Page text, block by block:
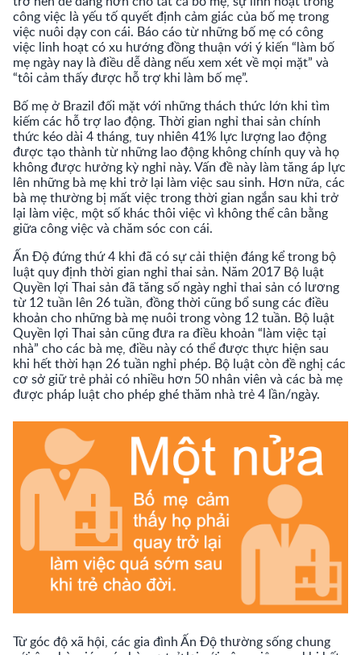
công việc là yếu tố quyết định cảm giác của bố mẹ trong
việc nuôi dạy con cái. Báo cáo từ những bố mẹ có công
việc linh hoạt có xu hướng đồng thuận với ý kiến “làm bố
mẹ ngày nay là điều dễ dàng nếu xem xét về mọi mặt” và
“tôi cảm thấy được hỗ trợ khi làm bố mẹ”.
Bố mẹ ở Brazil đối mặt với những thách thức lớn khi tìm
kiếm các hỗ trợ lao động. Thời gian nghỉ thai sản chính
thức kéo dài 4 tháng, tuy nhiên 41% lực lượng lao động
được tạo thành từ những lao động không chính quy và họ
không được hưởng kỳ nghỉ này. Vấn đề này làm tăng áp lực
lên những bà mẹ khi trở lại làm việc sau sinh. Hơn nữa, các
bà mẹ thường bị mất việc trong thời gian ngắn sau khi trở
lại làm việc, một số khác thôi việc vì không thể cân bằng
giữa công việc và chăm sóc con cái.
Ấn Độ đứng thứ 4 khi đã có sự cải thiện đáng kể trong bộ
luật quy định thời gian nghỉ thai sản. Năm 2017 Bộ luật
Quyền lợi Thai sản đã tăng số ngày nghỉ thai sản có lương
từ 12 tuần lên 26 tuần, đồng thời cũng bổ sung các điều
khoản cho những bà mẹ nuôi trong vòng 12 tuần. Bộ luật
Quyền lợi Thai sản cũng đưa ra điều khoản “làm việc tại
nhà” cho các bà mẹ, điều này có thể được thực hiện sau
khi hết thời hạn 26 tuần nghỉ phép. Bộ luật còn đề nghị các
cơ sở giữ trẻ phải có nhiều hơn 50 nhân viên và các bà mẹ
được pháp luật cho phép ghé thăm nhà trẻ 4 lần/ngày.
Từ góc độ xã hội, các gia đình Ấn Độ thường sống chung